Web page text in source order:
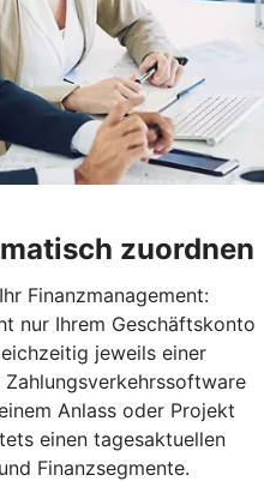
zuordnen
Finanzmanagement:
nur Ihrem Geschäftskonto
jeweils einer
Anlass oder Projekt
einen tagesaktuellen
Finanzsegmente.